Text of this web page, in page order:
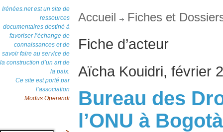
Irénées.net est un site de
ressources
documentaires destiné à
favoriser l’échange de
connaissances et de
savoir faire au service de
la construction d’un art de
la paix.
Ce site est porté par
l’association
Modus Operandi
Accueil Fiches et
Fiche d’acteur
Aïcha Kouidri, février
Bureau des
l’ONU à